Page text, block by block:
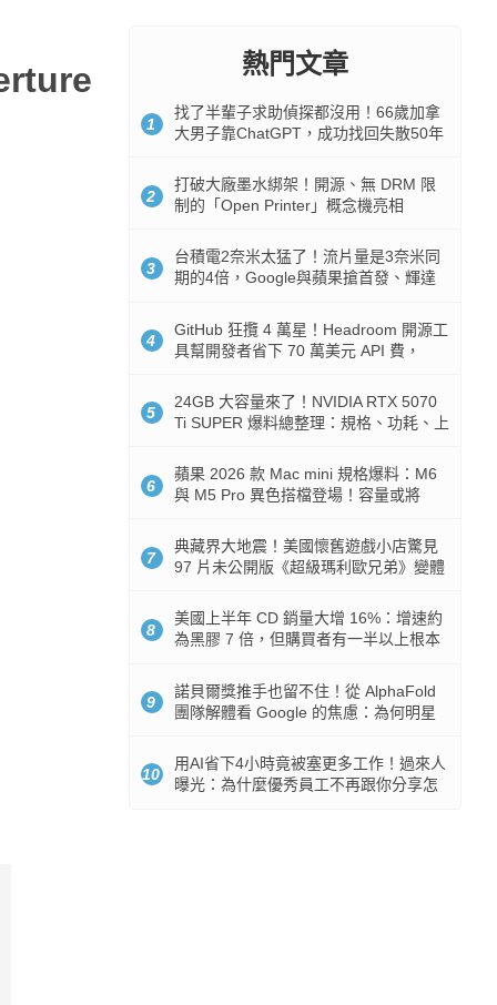
熱門文章
1
找了半輩子求助偵探都沒用！66歲加拿
大男子靠ChatGPT，成功找回失散50年
2
打破大廠墨水綁架！開源、無 DRM 限
制的「Open Printer」概念機亮相
3
台積電2奈米太猛了！流片量是3奈米同
期的4倍，Google與蘋果搶首發、輝達
4
GitHub 狂攬 4 萬星！Headroom 開源工
具幫開發者省下 70 萬美元 API 費，
5
24GB 大容量來了！NVIDIA RTX 5070
Ti SUPER 爆料總整理：規格、功耗、上
6
蘋果 2026 款 Mac mini 規格爆料：M6
與 M5 Pro 異色搭檔登場！容量或將
7
典藏界大地震！美國懷舊遊戲小店驚見
97 片未公開版《超級瑪利歐兄弟》變體
8
美國上半年 CD 銷量大增 16%：增速約
為黑膠 7 倍，但購買者有一半以上根本
9
諾貝爾獎推手也留不住！從 AlphaFold
團隊解體看 Google 的焦慮：為何明星
10
用AI省下4小時竟被塞更多工作！過來人
曝光：為什麼優秀員工不再跟你分享怎